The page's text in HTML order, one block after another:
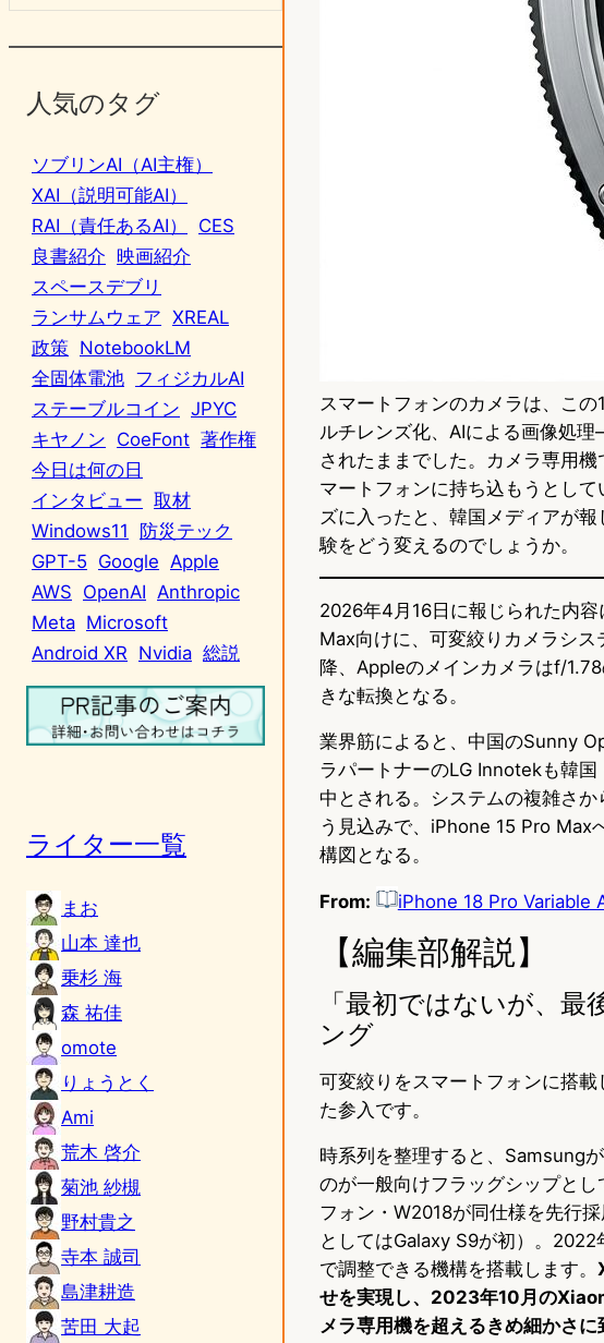
人気のタグ
ソブリンAI（AI主権）
XAI（説明可能AI）
RAI（責任あるAI）
CES
良書紹介 映画紹介
スペースデブリ
ランサムウェア XREAL
政策 NotebookLM
全固体電池 フィジカルAI
ステーブルコイン JPYC
キヤノン CoeFont 著作権
今日は何の日
インタビュー 取材
Windows11
防災テック
GPT-5 Google Apple
AWS OpenAI Anthropic
Meta Microsoft
Android XR Nvidia 総説
ライター一覧
まお
山本 達也
乗杉 海
森 祐佳
omote
りょうとく
Ami
荒木 啓介
菊池 紗槻
野村貴之
寺本 誠司
島津耕造
苦田 大起
スマートフォンのカメラは、こ
ルチレンズ化、AIによる画像処
されたままでした。カメラ専用
マートフォンに持ち込もうとし
ズに入ったと、韓国メディアが
験をどう変えるのでしょうか。
2026年4月16日に報じられた内
Max向けに、可変絞りカメラシ
降、Appleのメインカメラはf/
きな転換となる。
業界筋によると、中国のSunny
ラパートナーのLG Innotekも韓
中とされる。システムの複雑さ
う見込みで、iPhone 15 Pro Max
構図となる。
From: iPhone 18 Pro Variable
【編集部解説】
「最初ではないが、
ング
可変絞りをスマートフォンに搭
た参入です。
時系列を整理すると、Samsung
のが一般向けフラッグシップと
フォン・W2018が同仕様を先行
としてはGalaxy S9が初）。
で調整できる機構を搭載します。
せを実現し、2023年10月の
メラ専用機を超えるきめ細かさに